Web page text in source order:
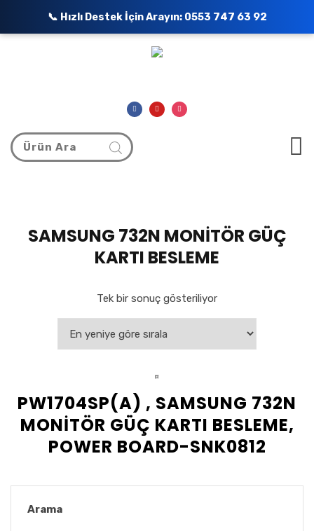
SAMSUNG 732N MONİTÖR GÜÇ
KARTI BESLEME
Tek bir sonuç gösteriliyor
PW1704SP(A) , SAMSUNG 732N
MONİTÖR GÜÇ KARTI BESLEME,
POWER BOARD-SNK0812
Arama
📞 Hızlı Destek İçin Arayın: 0553 747 63 92